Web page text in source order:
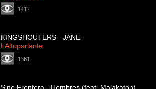
1417
KINGSHOUTERS - JANE
LAltoparlante
1361